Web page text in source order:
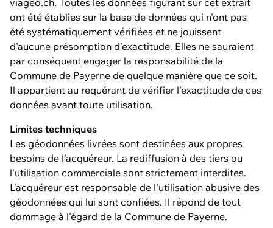
viageo.ch. Toutes les données figurant sur cet extrait
ont été établies sur la base de données qui n'ont pas
été systématiquement vérifiées et ne jouissent
d'aucune présomption d'exactitude. Elles ne sauraient
par conséquent engager la responsabilité de la
Commune de Payerne de quelque manière que ce soit.
Il appartient au requérant de vérifier l'exactitude de ces
données avant toute utilisation.
Limites techniques
Les géodonnées livrées sont destinées aux propres
besoins de l'acquéreur. La rediffusion à des tiers ou
l'utilisation commerciale sont strictement interdites.
L'acquéreur est responsable de l'utilisation abusive des
géodonnées qui lui sont confiées. Il répond de tout
dommage à l'égard de la Commune de Payerne.